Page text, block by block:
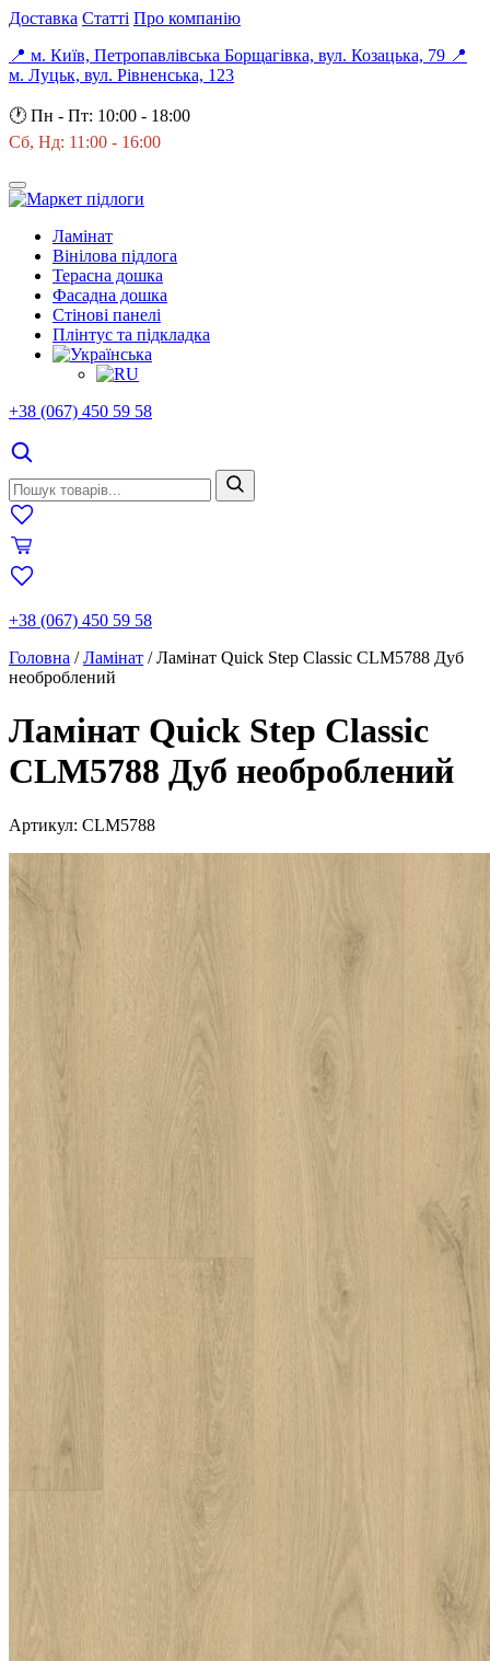
Доставка Статті Про компанію
📍 м. Київ, Петропавлівська Борщагівка, вул. Козацька, 79 📍
м. Луцьк, вул. Рівненська, 123
🕐 Пн - Пт: 10:00 - 18:00
Сб, Нд: 11:00 - 16:00
Ламінат
Вінілова підлога
Терасна дошка
Фасадна дошка
Стінові панелі
Плінтус та підкладка
+38 (067) 450 59 58
+38 (067) 450 59 58
Головна /Ламінат /Ламінат Quick Step Classic CLM5788 Дуб
необроблений
Ламінат Quick Step Classic
CLM5788 Дуб необроблений
Артикул: CLM5788